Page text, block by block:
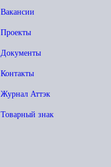
Вакансии
Проекты
Документы
Контакты
Журнал Аттэк
Товарный знак